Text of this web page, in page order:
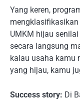
Yang keren,
UMKM hijau
secara langsung
kalau usaha kamu
yang hijau, kamu
Success story: Di